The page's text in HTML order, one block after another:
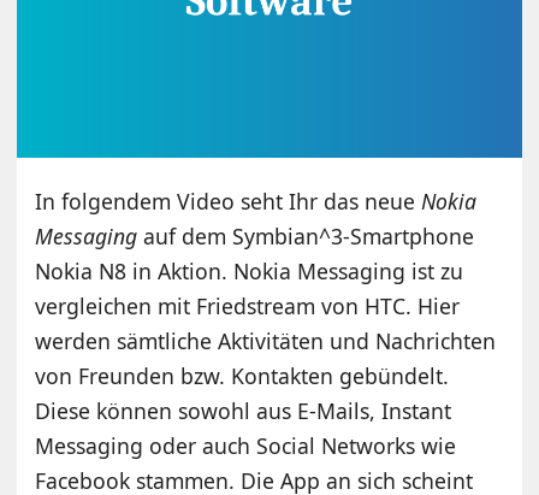
In folgendem Video seht Ihr das neueNokia
Messaging auf dem Symbian^3-Smartphone
Nokia N8 in Aktion. Nokia Messaging ist zu
vergleichen mit Friedstream von HTC. Hier
werden sämtliche Aktivitäten und Nachrichten
von Freunden bzw. Kontakten gebündelt.
Diese können sowohl aus E-Mails, Instant
Messaging oder auch Social Networks wie
Facebook stammen. Die App an sich scheint